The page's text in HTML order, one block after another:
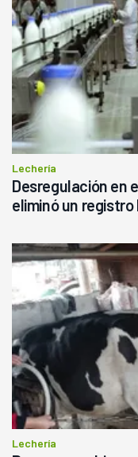
Lechería
Desregulación en
eliminó un
Lechería